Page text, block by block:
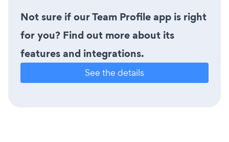
Not sure if our Team Profile app is right
for you? Find out more about its
features and integrations.
See the details